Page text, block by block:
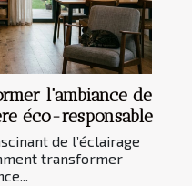
l'ambiance de
éco-responsable
de l’éclairage
transformer